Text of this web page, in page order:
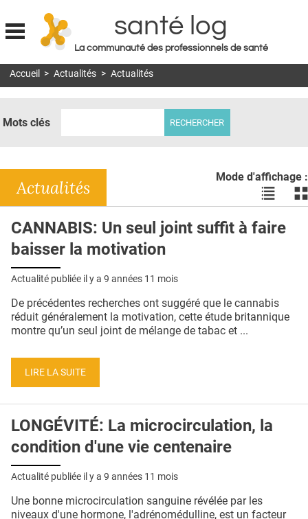
Jump to navigation
santé log
La communauté des professionnels de santé
MON COMPTE
DOSSIERS
RÉSEAUX
E-REVUE SAD
QUI SOMMES-NOUS ?
CONDITIONS GÉNÉRALES
CRÉDITS
Accueil > Actualités > Actualités
Mots clés
Mode d'affichage :
Voir
les
en
les
Actualités
CANNABIS: Un seul joint suffit à faire
baisser la motivation
Actualité publiée il y a 9 années 11 mois
De précédentes recherches ont suggéré que le cannabis
réduit généralement la motivation, cette étude britannique
montre qu’un seul joint de mélange de tabac et ...
LIRE LA SUITE
LONGÉVITÉ: La microcirculation, la
condition d'une vie centenaire
Actualité publiée il y a 9 années 11 mois
Une bonne microcirculation sanguine révélée par les
niveaux d'une hormone, l'adrénomédulline, est un facteur